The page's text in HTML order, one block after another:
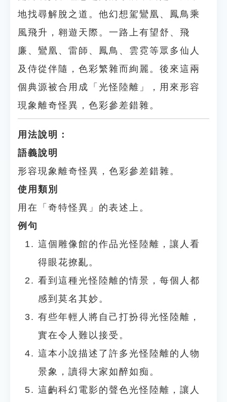
地找尋解脫之道。他幻想駕鸞凰、鳳鳥乘
風飛升，翱遊天際。一路上有望舒、飛
廉、鸞凰、雷師、鳳鳥、雲霓等眾多仙人
及侍從伴隨，色彩繁雜而絢麗。後來這兩
個典源被合用成「光怪陸離」，用來形容
現象離奇怪異，色彩參差錯雜。
用法說明：
語義說明
形容現象離奇怪異，色彩參差錯雜。
使用類別
用在「奇特怪異」的表述上。
例句
這個雕像館的作品光怪陸離，讓人看
得眼花撩亂。
看到這種光怪陸離的情景，每個人都
感到莫名其妙。
有些年輕人將自己打扮得光怪陸離，
實在令人難以接受。
這本小說描述了許多光怪陸離的人物
景象，讀得大家如醉如痴。
這齣科幻電影的聲色光怪陸離，讓人